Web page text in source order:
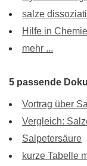
salze
Hilfe in
mehr ...
5 passende
Vortrag über
Vergleich:
Salpetersäure
kurze Tabelle